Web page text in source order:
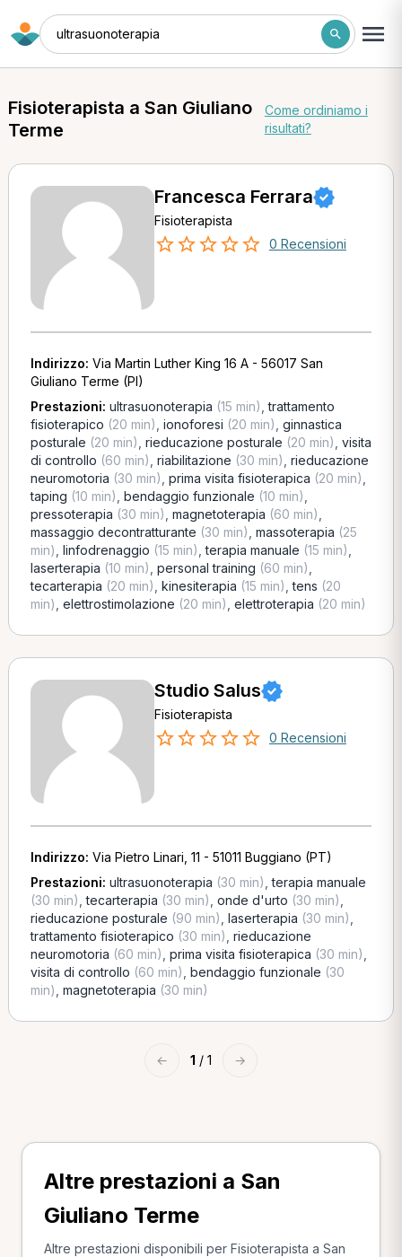
ultrasuonoterapia
Fisioterapista a San Giuliano
Terme
Come ordiniamo i
risultati?
Francesca Ferrara
Fisioterapista
0 Recensioni
Indirizzo: Via Martin Luther King 16 A - 56017 San
Giuliano Terme (PI)
Prestazioni: ultrasuonoterapia (15 min) ,trattamento
fisioterapico (20 min) ionoforesi (20 min) ginnastica
posturale (20 min) rieducazione posturale (20 min) visita
di controllo (60 min) riabilitazione (30 min) rieducazione
neuromotoria (30 min) prima visita fisioterapica (20 min)
taping (10 min) bendaggio funzionale (10 min)
pressoterapia (30 min) magnetoterapia (60 min)
massaggio decontratturante (30 min) massoterapia (25
min) linfodrenaggio (15 min) ,terapia manuale (15 min)
laserterapia (10 min) personal training (60 min)
tecarterapia (20 min) kinesiterapia (15 min) ,tens (20
min) elettrostimolazione (20 min) elettroterapia (20 min)
Studio Salus
Fisioterapista
0 Recensioni
Indirizzo: Via Pietro Linari, 11 - 51011 Buggiano (PT)
Prestazioni: ultrasuonoterapia (30 min) ,terapia manuale
(30 min) ,tecarterapia (30 min) onde d'urto (30 min)
rieducazione posturale (90 min) laserterapia (30 min)
trattamento fisioterapico (30 min) rieducazione
neuromotoria (60 min) prima visita fisioterapica (30 min)
visita di controllo (60 min) bendaggio funzionale (30
min) magnetoterapia (30 min)
← 1 / 1 →
Altre prestazioni a San
Giuliano Terme
Altre prestazioni disponibili per Fisioterapista a San